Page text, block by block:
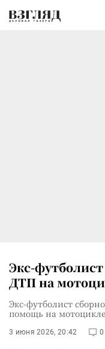
Экс-
ДТП на
Экс-футболист
помощь на
3 июня 2026, 20:42 0